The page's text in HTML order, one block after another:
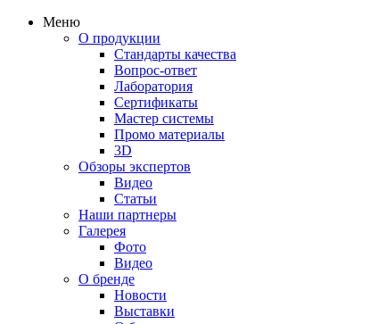
Меню
О продукции
Стандарты качества
Вопрос-ответ
Лаборатория
Сертификаты
Мастер системы
Промо материалы
3D
Обзоры экспертов
Видео
Статьи
Наши партнеры
Галерея
Фото
Видео
О бренде
Новости
Выставки